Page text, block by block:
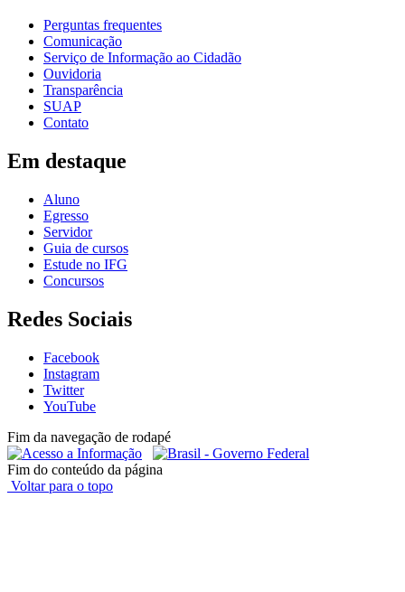
Perguntas frequentes
Comunicação
Serviço de Informação ao Cidadão
Ouvidoria
Transparência
SUAP
Contato
Em destaque
Aluno
Egresso
Servidor
Guia de cursos
Estude no IFG
Concursos
Redes Sociais
Facebook
Instagram
Twitter
YouTube
Fim da navegação de rodapé
Fim do conteúdo da página
Voltar para o topo